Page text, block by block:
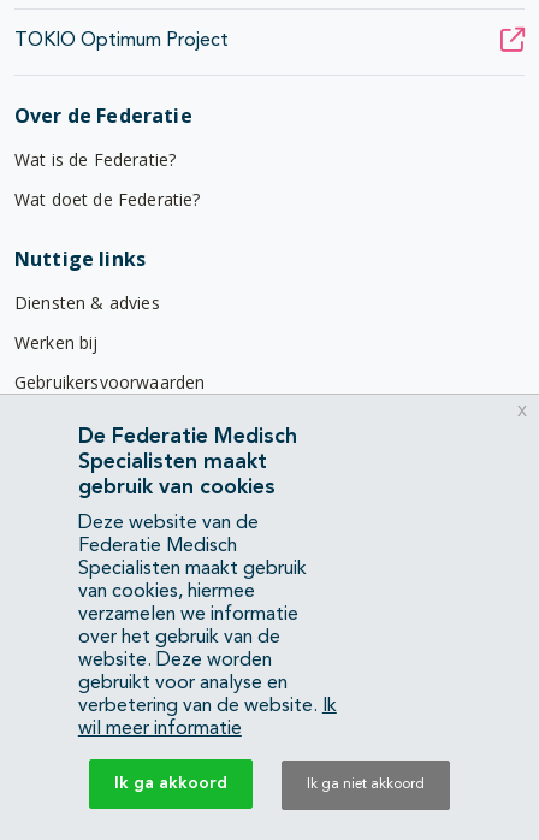
TOKIO Optimum Project
Over de Federatie
Wat is de Federatie?
Wat doet de Federatie?
Nuttige links
Diensten & advies
Werken bij
Gebruikersvoorwaarden
Privacyverklaring
Contact
Mercatorlaan 1200
3528 BL Utrecht
(088) 505 34 34
info@richtlijnendatabase.nl
YouTubeLinkedIn
KvK Federatie Medisch Specialisten:40483480
Privacyverklaring
De Federatie Medisch
Specialisten maakt
gebruik van cookies
Deze website van de
Federatie Medisch
Specialisten maakt gebruik
van cookies, hiermee
verzamelen we informatie
over het gebruik van de
website. Deze worden
gebruikt voor analyse en
verbetering van de website.
Ik
wil meer informatie
Ik ga akkoord Ik ga niet akkoord
x